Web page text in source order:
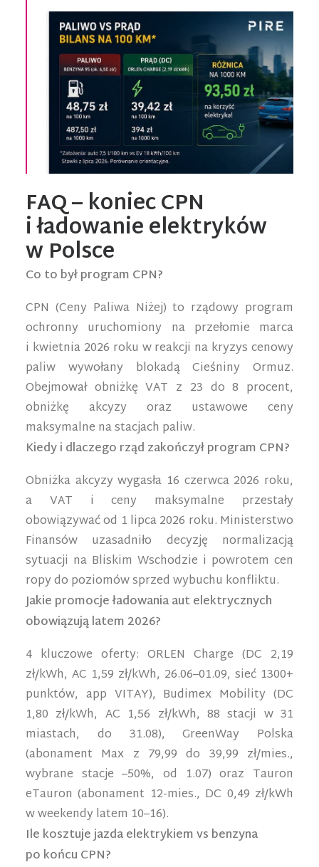
FAQ – koniec CPN
i ładowanie elektryków
w Polsce
Co to był program CPN?
CPN (Ceny Paliwa Niżej) to rządowy program
ochronny uruchomiony na przełomie marca
i kwietnia 2026 roku w reakcji na kryzys cenowy
paliw wywołany blokadą Cieśniny Ormuz.
Obejmował obniżkę VAT z 23 do 8 procent,
obniżkę akcyzy oraz ustawowe ceny
maksymalne na stacjach paliw.
Kiedy i dlaczego rząd zakończył program CPN?
Obniżka akcyzy wygasła 16 czerwca 2026 roku,
a VAT i ceny maksymalne przestały
obowiązywać od 1 lipca 2026 roku. Ministerstwo
Finansów uzasadniło decyzję normalizacją
sytuacji na Bliskim Wschodzie i powrotem cen
ropy do poziomów sprzed wybuchu konfliktu.
Jakie promocje ładowania aut elektrycznych
obowiązują latem 2026?
4 kluczowe oferty: ORLEN Charge (DC 2,19
zł/kWh, AC 1,59 zł/kWh, 26.06–01.09, sieć 1300+
punktów, app VITAY), Budimex Mobility (DC
1,80 zł/kWh, AC 1,56 zł/kWh, 88 stacji w 31
miastach, do 31.08), GreenWay Polska
(abonament Max z 79,99 do 39,99 zł/mies.,
wybrane stacje –50%, od 1.07) oraz Tauron
eTauron (abonament 12-mies., DC 0,49 zł/kWh
w weekendy latem 10–16).
Ile kosztuje jazda elektrykiem vs benzyna
po końcu CPN?